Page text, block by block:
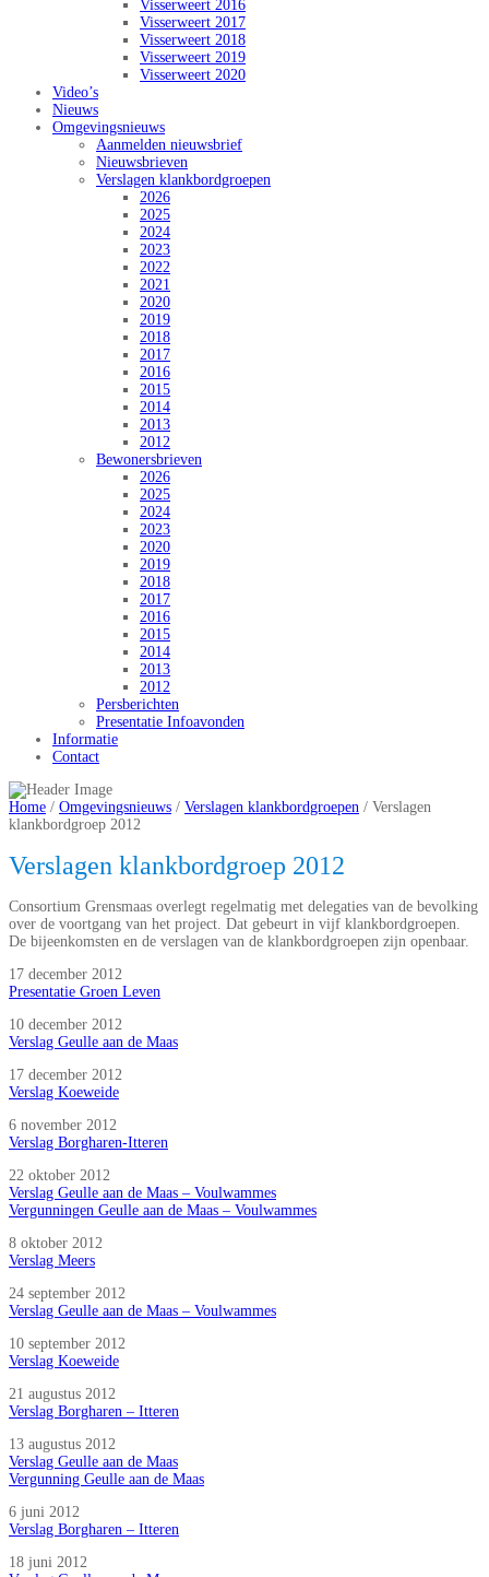
Visserweert 2016
Visserweert 2017
Visserweert 2018
Visserweert 2019
Visserweert 2020
Video’s
Nieuws
Omgevingsnieuws
Aanmelden nieuwsbrief
Nieuwsbrieven
Verslagen klankbordgroepen
2026
2025
2024
2023
2022
2021
2020
2019
2018
2017
2016
2015
2014
2013
2012
Bewonersbrieven
2026
2025
2024
2023
2020
2019
2018
2017
2016
2015
2014
2013
2012
Persberichten
Presentatie Infoavonden
Informatie
Contact
Home / Omgevingsnieuws / Verslagen klankbordgroepen / Verslagen
klankbordgroep 2012
Verslagen klankbordgroep 2012
Consortium Grensmaas overlegt regelmatig met delegaties van de bevolking
over de voortgang van het project. Dat gebeurt in vijf klankbordgroepen.
De bijeenkomsten en de verslagen van de klankbordgroepen zijn openbaar.
17 december 2012
Presentatie Groen Leven
10 december 2012
Verslag Geulle aan de Maas
17 december 2012
Verslag Koeweide
6 november 2012
Verslag Borgharen-Itteren
22 oktober 2012
Verslag Geulle aan de Maas – Voulwammes
Vergunningen Geulle aan de Maas – Voulwammes
8 oktober 2012
Verslag Meers
24 september 2012
Verslag Geulle aan de Maas – Voulwammes
10 september 2012
Verslag Koeweide
21 augustus 2012
Verslag Borgharen – Itteren
13 augustus 2012
Verslag Geulle aan de Maas
Vergunning Geulle aan de Maas
6 juni 2012
Verslag Borgharen – Itteren
18 juni 2012